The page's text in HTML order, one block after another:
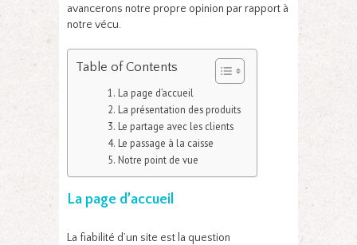
avancerons notre propre opinion par rapport à
notre vécu.
Table of Contents
La page d’accueil
La présentation des produits
Le partage avec les clients
Le passage à la caisse
Notre point de vue
La page d’accueil
La fiabilité d’un site est la question